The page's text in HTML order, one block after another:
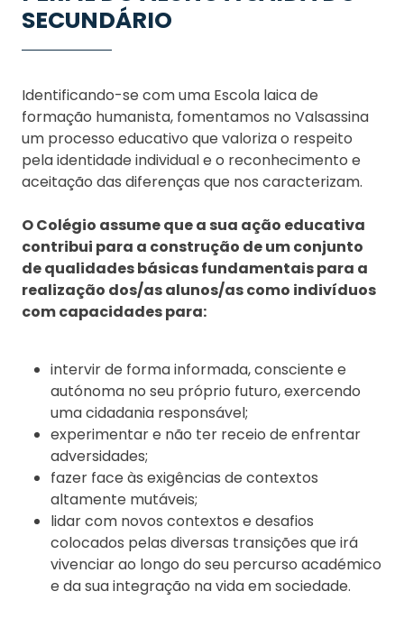
SECUNDÁRIO
Identificando-se com uma Escola laica de
formação humanista, fomentamos no Valsassina
um processo educativo que valoriza o respeito
pela identidade individual e o reconhecimento e
aceitação das diferenças que nos caracterizam.
O Colégio assume que a sua ação educativa
contribui para a construção de um conjunto
de qualidades básicas fundamentais para a
realização dos/as alunos/as como indivíduos
com capacidades para:
intervir de forma informada, consciente e
autónoma no seu próprio futuro, exercendo
uma cidadania responsável;
experimentar e não ter receio de enfrentar
adversidades;
fazer face às exigências de contextos
altamente mutáveis;
lidar com novos contextos e desafios
colocados pelas diversas transições que irá
vivenciar ao longo do seu percurso académico
e da sua integração na vida em sociedade.